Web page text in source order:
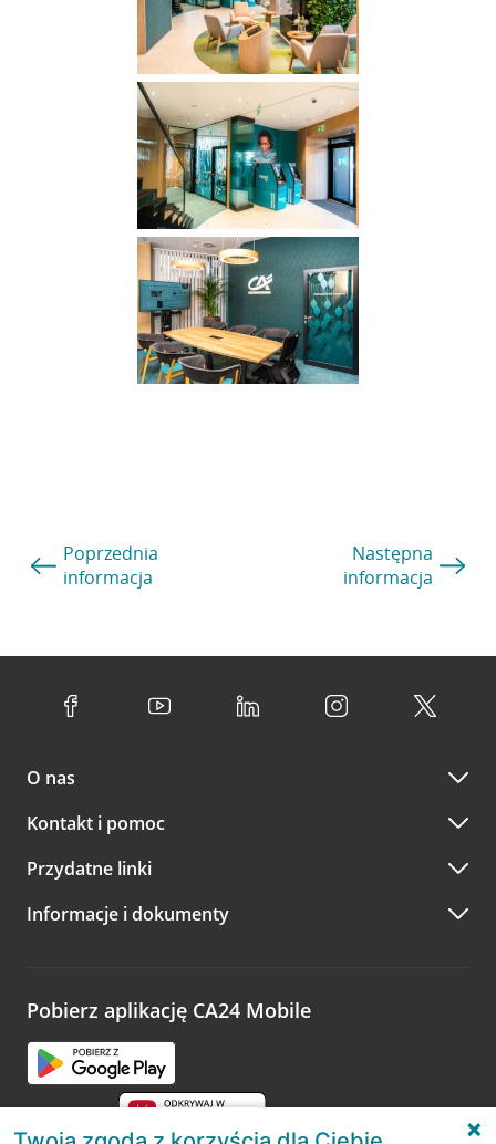
Poprzednia
informacja
Następna
informacja
O nas
Kontakt i pomoc
Przydatne linki
Informacje i dokumenty
Pobierz aplikację CA24 Mobile